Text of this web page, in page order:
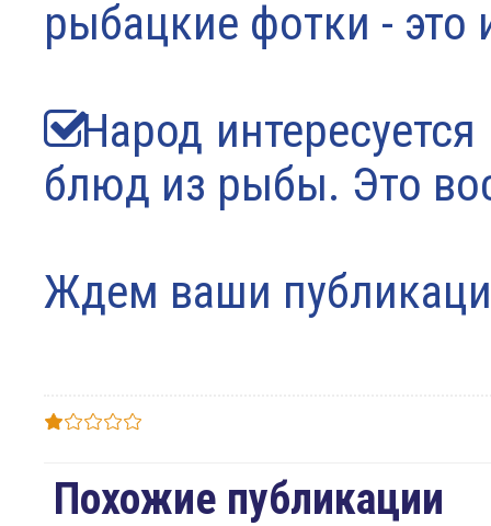
рыбацкие фотки - это
Народ
блюд из рыбы. Это
Ждем ваши
Похожие публикации